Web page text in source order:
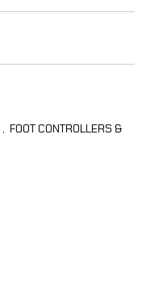
, FOOT CONTROLLERS &